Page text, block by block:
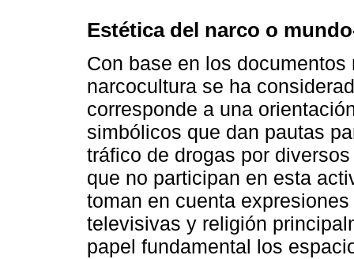
Estética del narco o
Con base en los
narcocultura se ha
corresponde a una
simbólicos que dan pautas
tráfico de drogas por
que no participan en esta
toman en cuenta
televisivas y religión
papel fundamental los